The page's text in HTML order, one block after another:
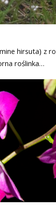
hirsuta) z
roślinka…